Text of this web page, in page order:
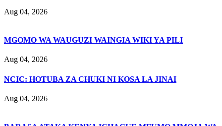
Aug 04, 2026
MGOMO WA WAUGUZI WAINGIA WIKI YA PILI
Aug 04, 2026
NCIC: HOTUBA ZA CHUKI NI KOSA LA JINAI
Aug 04, 2026